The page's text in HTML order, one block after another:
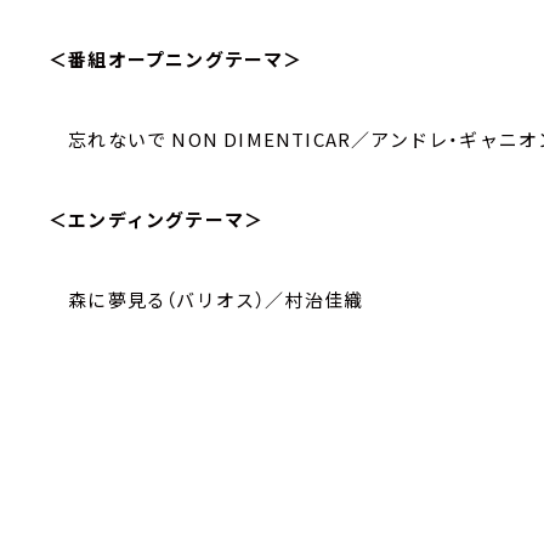
＜番組オープニングテーマ＞
忘れないで NON DIMENTICAR／アンドレ・ギャニオ
＜エンディングテーマ＞
森に夢見る（バリオス）／村治佳織